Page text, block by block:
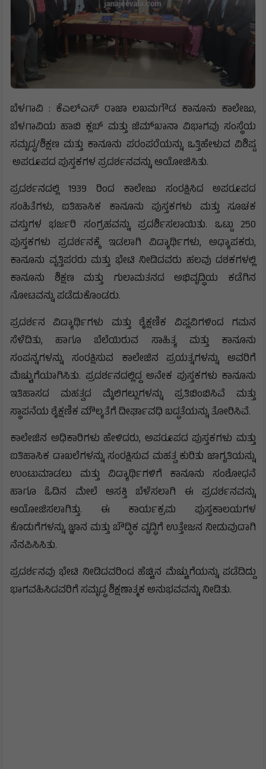
ಬೆಳಗಾವಿ : ಕೆಎಲ್‌ಎಸ್ ರಾಜಾ ಲಖಮಗೌಡ ಕಾನೂನು ಕಾಲೇಜು,
ಬೆಳಗಾವಿಯ ಹಾಬಿ ಕ್ಲಬ್ ಮತ್ತು ಜಿಮ್‌ಖಾನಾ ವಿಭಾಗವು ಸಂಸ್ಥೆಯ
ಸಮೃದ್ಧ/ಶಿಕ್ಷಣ ಮತ್ತು ಕಾನೂನು ಪರಂಪರೆಯನ್ನು ಒತ್ತಿಹೇಳುವ ವಿಶಿಷ್ಟ
ಅಪರೂಪದ ಪುಸ್ತಕಗಳ ಪ್ರದರ್ಶನವನ್ನು ಆಯೋಜಿಸಿತು.
ಪ್ರದರ್ಶನದಲ್ಲಿ 1939 ರಿಂದ ಕಾಲೇಜು ಸಂರಕ್ಷಿಸಿದ ಅಪರೂಪದ
ಸಂಹಿತೆಗಳು, ಐತಿಹಾಸಿಕ ಕಾನೂನು ಪುಸ್ತಕಗಳು ಮತ್ತು ಸೂಚಕ
ವಸ್ತುಗಳ ಭರ್ಜರಿ ಸಂಗ್ರಹವನ್ನು ಪ್ರದರ್ಶಿಸಲಾಯಿತು. ಒಟ್ಟು 250
ಪುಸ್ತಕಗಳು ಪ್ರದರ್ಶನಕ್ಕೆ ಇಡಲಾಗಿ ವಿದ್ಯಾರ್ಥಿಗಳು, ಅಧ್ಯಾಪಕರು,
ಕಾನೂನು ವೃತ್ತಿಪರರು ಮತ್ತು ಭೇಟಿ ನೀಡಿದವರು ಹಲವು ದಶಕಗಳಲ್ಲಿ
ಕಾನೂನು ಶಿಕ್ಷಣ ಮತ್ತು ಗುಲಾಮತನದ ಅಭಿವೃದ್ಧಿಯ ಕಡೆಗಿನ
ನೋಟವನ್ನು ಪಡೆದುಕೊಂಡರು.
ಪ್ರದರ್ಶನ ವಿದ್ಯಾರ್ಥಿಗಳು ಮತ್ತು ಶೈಕ್ಷಣಿಕ ವಿಪ್ಲವಿಗಳಿಂದ ಗಮನ
ಸೆಳೆದಿತು, ಹಾಗೂ ಬೆಲೆಯಿರುವ ಸಾಹಿತ್ಯ ಮತ್ತು ಕಾನೂನು
ಸಂಪನ್ನಗಳನ್ನು ಸಂರಕ್ಷಿಸುವ ಕಾಲೇಜಿನ ಪ್ರಯತ್ನಗಳನ್ನು ಅವರಿಗೆ
ಮೆಚ್ಚುಗೆಯಾಗಿಸಿತು. ಪ್ರದರ್ಶನದಲ್ಲಿದ್ದ ಅನೇಕ ಪುಸ್ತಕಗಳು ಕಾನೂನು
ಇತಿಹಾಸದ ಮಹತ್ವದ ಮೈಲಿಗಲ್ಲುಗಳನ್ನು ಪ್ರತಿಬಿಂಬಿಸಿವೆ ಮತ್ತು
ಸ್ಥಾಪನೆಯ ಶೈಕ್ಷಣಿಕ ಮೌಲ್ಯತೆಗೆ ದೀರ್ಘಾವಧಿ ಬದ್ಧತೆಯನ್ನು ತೋರಿಸಿವೆ.
ಕಾಲೇಜಿನ ಅಧಿಕಾರಿಗಳು ಹೇಳಿದರು, ಅಪರೂಪದ ಪುಸ್ತಕಗಳು ಮತ್ತು
ಐತಿಹಾಸಿಕ ದಾಖಲೆಗಳನ್ನು ಸಂರಕ್ಷಿಸುವ ಮಹತ್ವ ಕುರಿತು ಜಾಗೃತಿಯನ್ನು
ಉಂಟುಮಾಡಲು ಮತ್ತು ವಿದ್ಯಾರ್ಥಿಗಳಿಗೆ ಕಾನೂನು ಸಂಶೋಧನೆ
ಹಾಗೂ ಓದಿನ ಮೇಲೆ ಆಸಕ್ತಿ ಬೆಳೆಸಲಾಗಿ ಈ ಪ್ರದರ್ಶನವನ್ನು
ಆಯೋಜಿಸಲಾಗಿತ್ತು. ಈ ಕಾರ್ಯಕ್ರಮ ಪುಸ್ತಕಾಲಯಗಳ
ಕೊಡುಗೆಗಳನ್ನು ಜ್ಞಾನ ಮತ್ತು ಬೌದ್ಧಿಕ ವೃದ್ಧಿಗೆ ಉತ್ತೇಜನ ನೀಡುವುದಾಗಿ
ನೆನಪಿಸಿಸಿತು.
ಪ್ರದರ್ಶನವು ಭೇಟಿ ನೀಡಿದವರಿಂದ ಹೆಚ್ಚಿನ ಮೆಚ್ಚುಗೆಯನ್ನು ಪಡೆದಿದ್ದು
ಭಾಗವಹಿಸಿದವರಿಗೆ ಸಮೃದ್ಧ ಶಿಕ್ಷಣಾತ್ಮಕ ಅನುಭವವನ್ನು ನೀಡಿತು.